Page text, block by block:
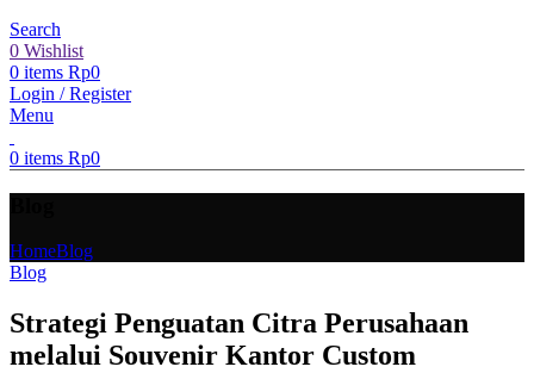
Search
0 Wishlist
0 items Rp0
Login / Register
Menu
0 items Rp0
HomeBlog
Blog
Strategi Penguatan Citra Perusahaan
melalui Souvenir Kantor Custom